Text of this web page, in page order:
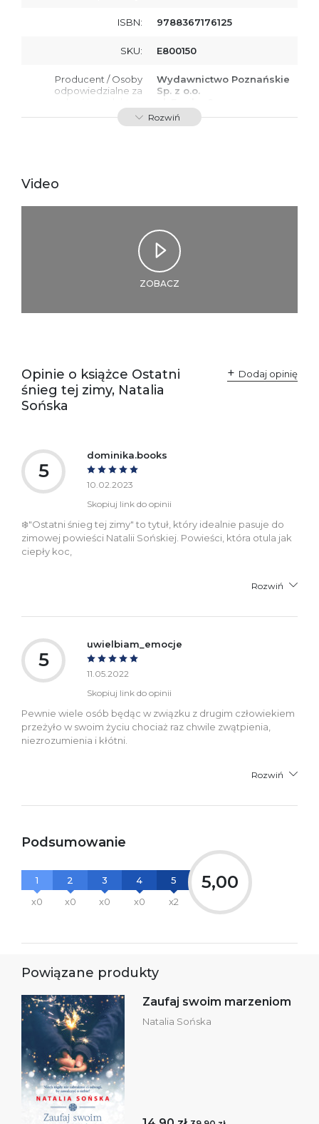
ISBN: 9788367176125
SKU: E800150
Producent / Osoby
odpowiedzialne za
przepisami:
Wydawnictwo Poznańskie
Sp. z o.o.
61-701 Poznań
Polska
informacje dotyczące
Rozwiń
Video
ZOBACZ
Opinie o książce Ostatni
śnieg tej zimy, Natalia
Sońska
Dodaj opinię
5
dominika.books
10.02.2023
Skopiuj link do opinii
❄️"Ostatni śnieg tej zimy" to tytuł, który idealnie pasuje do
zimowej powieści Natalii Sońskiej. Powieści, która otula jak
ciepły koc,
Rozwiń
5
uwielbiam_emocje
11.05.2022
Skopiuj link do opinii
Pewnie wiele osób będąc w związku z drugim człowiekiem
przeżyło w swoim życiu chociaż raz chwile zwątpienia,
niezrozumienia i kłótni.
Rozwiń
Podsumowanie
1
x0
2
x0
3
x0
4
x0
5
x2
5,00
Powiązane produkty
Zaufaj swoim marzeniom
Natalia Sońska